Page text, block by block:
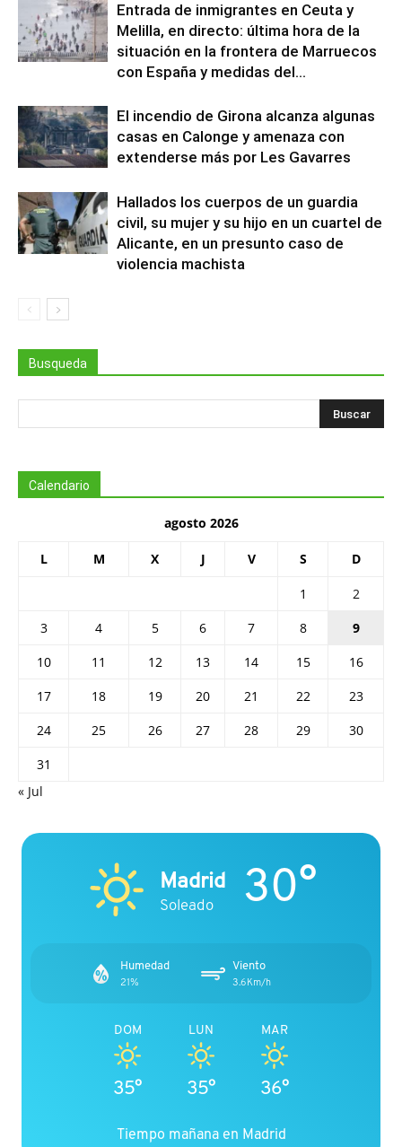
Entrada de inmigrantes en Ceuta y
Melilla, en directo: última hora de la
situación en la frontera de Marruecos
con España y medidas del...
El incendio de Girona alcanza algunas
casas en Calonge y amenaza con
extenderse más por Les Gavarres
Hallados los cuerpos de un guardia
civil, su mujer y su hijo en un cuartel de
Alicante, en un presunto caso de
violencia machista
Busqueda
Calendario
agosto 2026
L M X J V S D
1
2
3
4 5 6 7 8
9
10
11 12 13 14 15
16
17
18 19 20 21 22
23
24
25 26 27 28 29
30
31
« Jul
Madrid
Soleado 30°
Humedad
21%
Viento
3.6Km/h
DOM
35°
LUN
35°
MAR
36°
Tiempo mañana en Madrid